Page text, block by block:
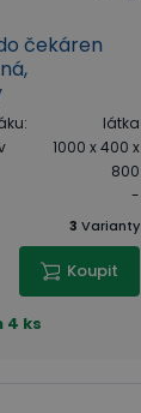
čekáren
:
látka
1000 x 400 x
800
-
3 Varianty
Koupit
4 ks